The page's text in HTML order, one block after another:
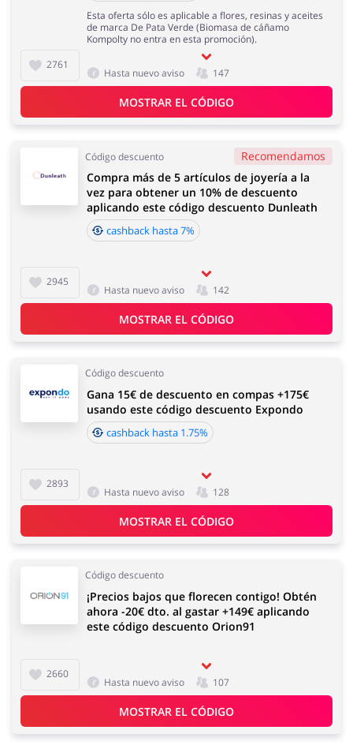
2761
Esta oferta sólo es aplicable a flores, resinas y aceites
de marca De Pata Verde (Biomasa de cáñamo
Kompolty no entra en esta promoción).
Hasta nuevo aviso 147
MOSTRAR EL CÓDIGO
Código descuento Recomendamos
2945
Compra más de 5 artículos de joyería a la
vez para obtener un 10% de descuento
aplicando este código descuento Dunleath
cashback hasta 7%
Hasta nuevo aviso 142
MOSTRAR EL CÓDIGO
Código descuento
2893
Gana 15€ de descuento en compas +175€
usando este código descuento Expondo
cashback hasta 1.75%
Hasta nuevo aviso 128
MOSTRAR EL CÓDIGO
Código descuento
2660
¡Precios bajos que florecen contigo! Obtén
ahora -20€ dto. al gastar +149€ aplicando
este código descuento Orion91
Hasta nuevo aviso 107
MOSTRAR EL CÓDIGO